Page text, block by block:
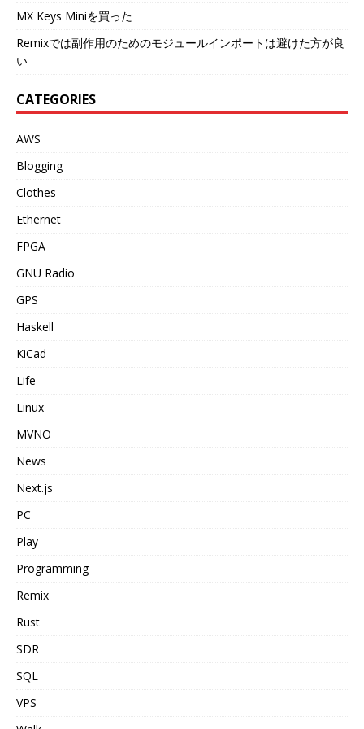
MX Keys Miniを買った
Remixでは副作用のためのモジュールインポートは避けた方が良
い
CATEGORIES
AWS
Blogging
Clothes
Ethernet
FPGA
GNU Radio
GPS
Haskell
KiCad
Life
Linux
MVNO
News
Next.js
PC
Play
Programming
Remix
Rust
SDR
SQL
VPS